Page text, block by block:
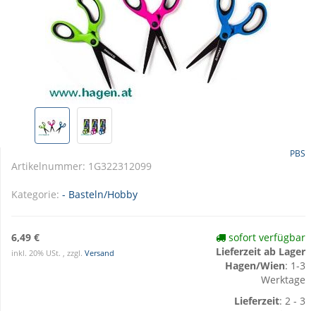
PBS
Artikelnummer: 1G322312099
Kategorie: - Basteln/Hobby
6,49 €
inkl. 20% USt. , zzgl. Versand
sofort verfügbar
Lieferzeit ab Lager
Hagen/Wien: 1-3
Werktage
Lieferzeit: 2 - 3